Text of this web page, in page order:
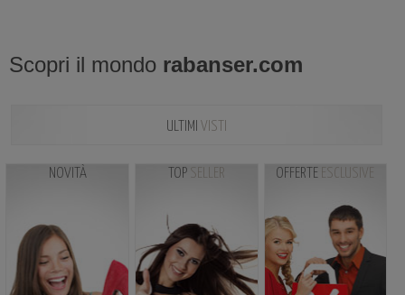
Scopri il mondo rabanser.com
ULTIMI VISTI
NOVITÀ TOP SELLER OFFERTE ESCLUSIVE